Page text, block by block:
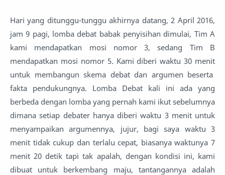
Hari yang ditunggu-tunggu akhirnya datang, 2 April 2016,
jam 9 pagi, lomba debat babak penyisihan dimulai, Tim A
kami mendapatkan mosi nomor 3, sedang Tim B
mendapatkan mosi nomor 5. Kami diberi waktu 30 menit
untuk membangun skema debat dan argumen beserta
fakta pendukungnya. Lomba Debat kali ini ada yang
berbeda dengan lomba yang pernah kami ikut sebelumnya
dimana setiap debater hanya diberi waktu 3 menit untuk
menyampaikan argumennya, jujur, bagi saya waktu 3
menit tidak cukup dan terlalu cepat, biasanya waktunya 7
menit 20 detik tapi tak apalah, dengan kondisi ini, kami
dibuat untuk berkembang maju, tantangannya adalah